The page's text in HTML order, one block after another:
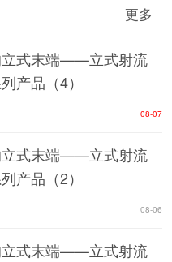
更多
立式末端——立式射流
产品（4）
08-07
立式末端——立式射流
产品（2）
08-06
立式末端——立式射流